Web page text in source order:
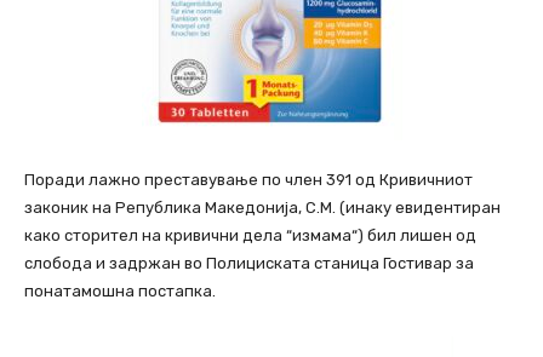
Поради лажно преставување по член 391 од Кривичниот
законик на Република Македонија, С.М. (инаку евидентиран
како сторител на кривични дела “измама“) бил лишен од
слобода и задржан во Полициската станица Гостивар за
понатамошна постапка.